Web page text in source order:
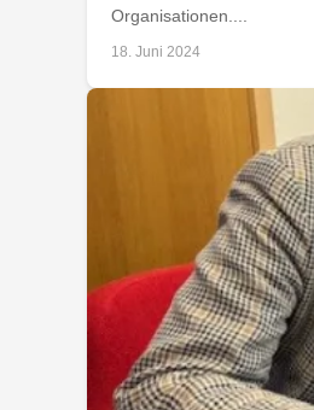
Organisationen....
18. Juni 2024